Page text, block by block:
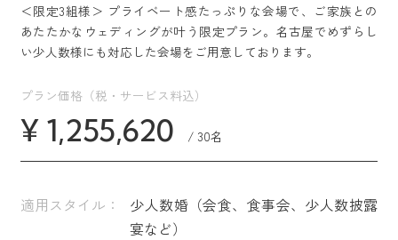
＜限定3組様＞ プライベート感たっぷりな会場で、ご家族との
あたたかなウェディングが叶う限定プラン。名古屋でめずらし
い少人数様にも対応した会場をご用意しております。
プラン価格（税・サービス料込）
¥ 1,255,620 / 30名
適用スタイル：
少人数婚（会食、食事会、少人数披露
宴など）